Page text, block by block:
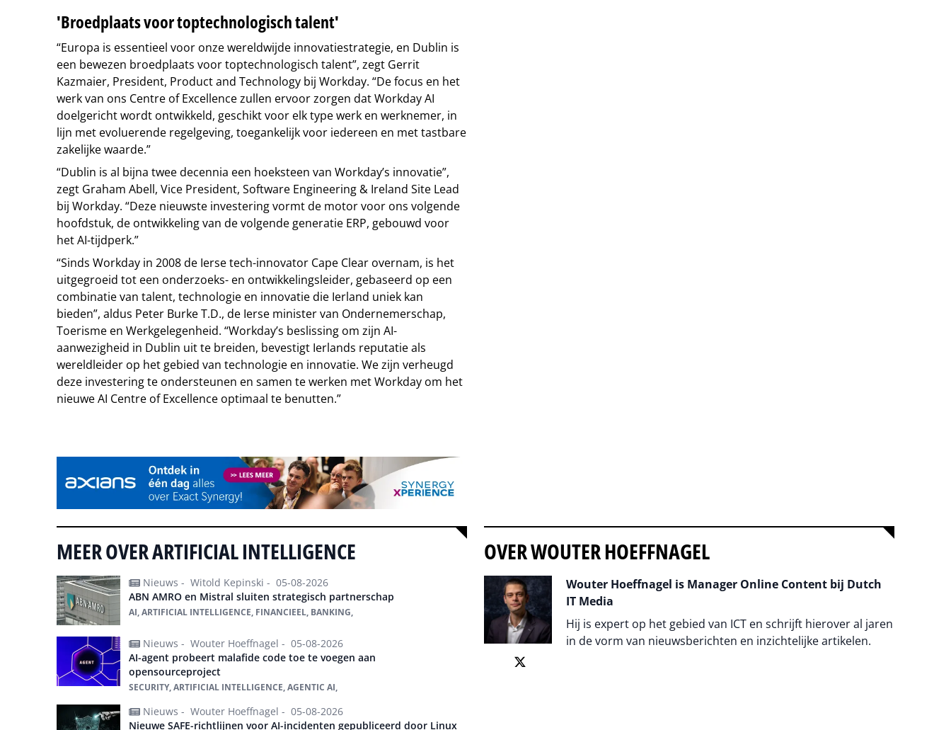
'Broedplaats voor toptechnologisch talent'
“Europa is essentieel voor onze wereldwijde innovatiestrategie, en Dublin is
een bewezen broedplaats voor toptechnologisch talent”, zegt Gerrit
Kazmaier, President, Product and Technology bij Workday. “De focus en het
werk van ons Centre of Excellence zullen ervoor zorgen dat Workday AI
doelgericht wordt ontwikkeld, geschikt voor elk type werk en werknemer, in
lijn met evoluerende regelgeving, toegankelijk voor iedereen en met tastbare
zakelijke waarde.”
“Dublin is al bijna twee decennia een hoeksteen van Workday’s innovatie”,
zegt Graham Abell, Vice President, Software Engineering & Ireland Site Lead
bij Workday. “Deze nieuwste investering vormt de motor voor ons volgende
hoofdstuk, de ontwikkeling van de volgende generatie ERP, gebouwd voor
het AI-tijdperk.”
“Sinds Workday in 2008 de Ierse tech-innovator Cape Clear overnam, is het
uitgegroeid tot een onderzoeks- en ontwikkelingsleider, gebaseerd op een
combinatie van talent, technologie en innovatie die Ierland uniek kan
bieden”, aldus Peter Burke T.D., de Ierse minister van Ondernemerschap,
Toerisme en Werkgelegenheid. “Workday’s beslissing om zijn AI-
aanwezigheid in Dublin uit te breiden, bevestigt Ierlands reputatie als
wereldleider op het gebied van technologie en innovatie. We zijn verheugd
deze investering te ondersteunen en samen te werken met Workday om het
nieuwe AI Centre of Excellence optimaal te benutten.”
MEER OVER ARTIFICIAL INTELLIGENCE
Nieuws - Witold Kepinski - 05-08-2026
ABN AMRO en Mistral sluiten strategisch partnerschap
AI, ARTIFICIAL INTELLIGENCE, FINANCIEEL, BANKING,
Nieuws - Wouter Hoeffnagel - 05-08-2026
AI-agent probeert malafide code toe te voegen aan
opensourceproject
SECURITY, ARTIFICIAL INTELLIGENCE, AGENTIC AI,
Nieuws - Wouter Hoeffnagel - 05-08-2026
Nieuwe SAFE-richtlijnen voor AI-incidenten gepubliceerd door Linux
OVER WOUTER HOEFFNAGEL
Wouter Hoeffnagel is Manager Online Content bij Dutch
IT Media
Hij is expert op het gebied van ICT en schrijft hierover al jaren
in de vorm van nieuwsberichten en inzichtelijke artikelen.